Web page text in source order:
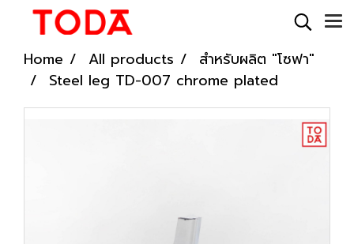
Home All products
สำหรับผลิต "โซฟา"
Steel leg TD-007 chrome plated